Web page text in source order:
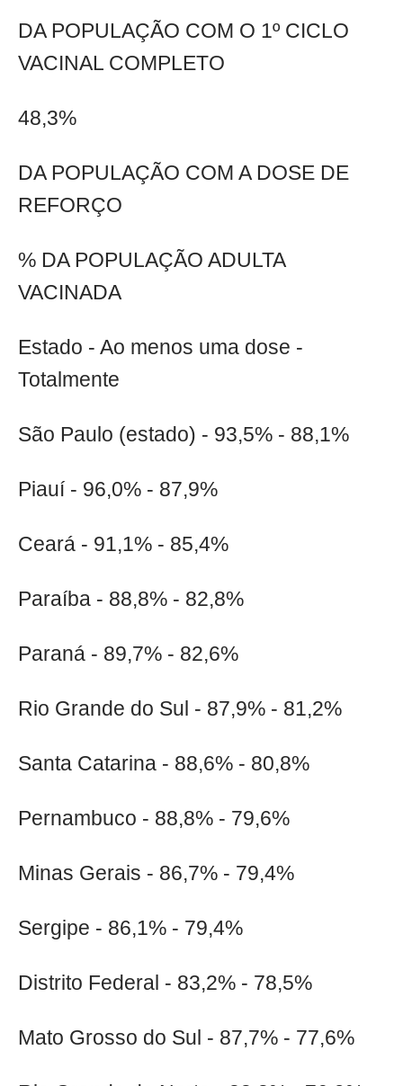
DA POPULAÇÃO COM O 1º CICLO
VACINAL COMPLETO
48,3%
DA POPULAÇÃO COM A DOSE DE
REFORÇO
% DA POPULAÇÃO ADULTA
VACINADA
Estado - Ao menos uma dose -
Totalmente
São Paulo (estado) - 93,5% - 88,1%
Piauí - 96,0% - 87,9%
Ceará - 91,1% - 85,4%
Paraíba - 88,8% - 82,8%
Paraná - 89,7% - 82,6%
Rio Grande do Sul - 87,9% - 81,2%
Santa Catarina - 88,6% - 80,8%
Pernambuco - 88,8% - 79,6%
Minas Gerais - 86,7% - 79,4%
Sergipe - 86,1% - 79,4%
Distrito Federal - 83,2% - 78,5%
Mato Grosso do Sul - 87,7% - 77,6%